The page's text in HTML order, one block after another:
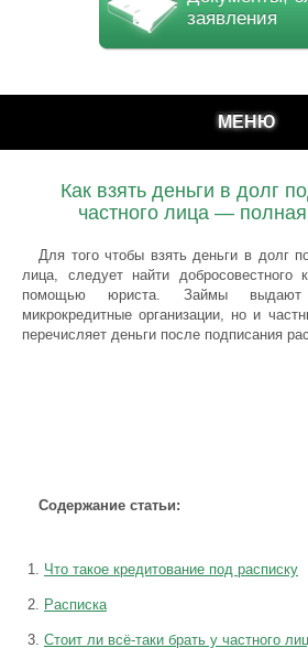
заявления
МЕНЮ
Как взять деньги в долг
частного лица — полная
Для того чтобы взять деньги в долг
лица, следует найти добросовестного
помощью юриста. Займы
микрокредитные организации, но и
перечисляет деньги после подписания
Содержание статьи:
Что такое кредитование под расписку
Расписка
Стоит ли всё-таки брать у частного